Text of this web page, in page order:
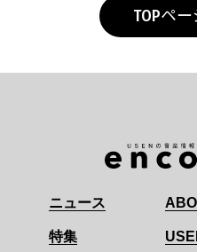
TOPペ
ニュース
特集